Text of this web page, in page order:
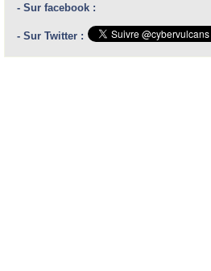
- Sur facebook :
- Sur Twitter :